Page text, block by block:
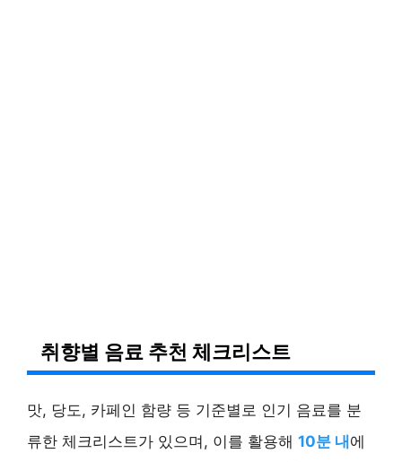
취향별 음료 추천 체크리스트
맛, 당도, 카페인 함량 등 기준별로 인기 음료를 분
류한 체크리스트가 있으며, 이를 활용해 10분 내에